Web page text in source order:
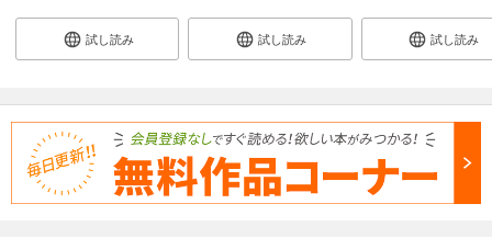
試し読み 試し読み 試し読み